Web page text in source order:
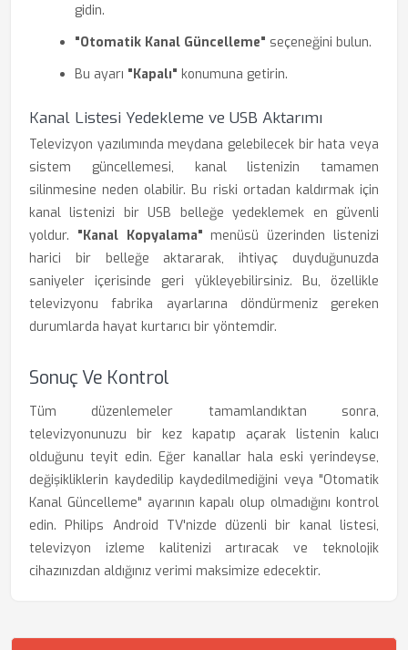
gidin.
"Otomatik Kanal Güncelleme" seçeneğini bulun.
Bu ayarı "Kapalı" konumuna getirin.
Kanal Listesi Yedekleme ve USB Aktarımı
Televizyon yazılımında meydana gelebilecek bir hata veya
sistem güncellemesi, kanal listenizin tamamen
silinmesine neden olabilir. Bu riski ortadan kaldırmak için
kanal listenizi bir USB belleğe yedeklemek en güvenli
yoldur. "Kanal Kopyalama" menüsü üzerinden listenizi
harici bir belleğe aktararak, ihtiyaç duyduğunuzda
saniyeler içerisinde geri yükleyebilirsiniz. Bu, özellikle
televizyonu fabrika ayarlarına döndürmeniz gereken
durumlarda hayat kurtarıcı bir yöntemdir.
Sonuç Ve Kontrol
Tüm düzenlemeler tamamlandıktan sonra,
televizyonunuzu bir kez kapatıp açarak listenin kalıcı
olduğunu teyit edin. Eğer kanallar hala eski yerindeyse,
değişikliklerin kaydedilip kaydedilmediğini veya "Otomatik
Kanal Güncelleme" ayarının kapalı olup olmadığını kontrol
edin. Philips Android TV'nizde düzenli bir kanal listesi,
televizyon izleme kalitenizi artıracak ve teknolojik
cihazınızdan aldığınız verimi maksimize edecektir.